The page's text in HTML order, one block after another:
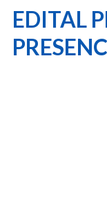
EDITAL